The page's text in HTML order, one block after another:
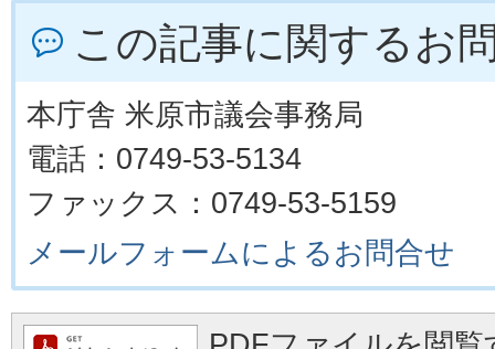
この記事に関するお
本庁舎 米原市議会事務局
電話：0749-53-5134
ファックス：0749-53-5159
メールフォームによるお問合せ